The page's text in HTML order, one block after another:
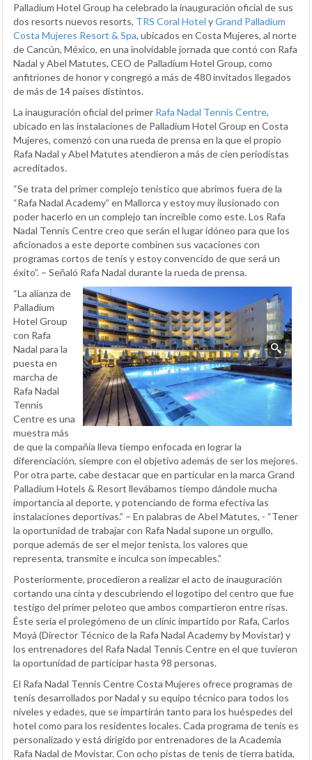
Palladium Hotel Group ha celebrado la inauguración oficial de sus
dos resorts nuevos resorts, TRS Coral Hotel yGrand Palladium
Costa Mujeres Resort & Spa, ubicados en Costa Mujeres, al norte
de Cancún, México, en una inolvidable jornada que contó con Rafa
Nadal y Abel Matutes, CEO de Palladium Hotel Group, como
anfitriones de honor y congregó a más de 480 invitados llegados
de más de 14 países distintos.
La inauguración oficial del primer Rafa Nadal Tennis Centre,
ubicado en las instalaciones de Palladium Hotel Group en Costa
Mujeres, comenzó con una rueda de prensa en la que el propio
Rafa Nadal y Abel Matutes atendieron a más de cien periodistas
acreditados.
“Se trata del primer complejo tenístico que abrimos fuera de la
“Rafa Nadal Academy” en Mallorca y estoy muy ilusionado con
poder hacerlo en un complejo tan increíble como este. Los Rafa
Nadal Tennis Centre creo que serán el lugar idóneo para que los
aficionados a este deporte combinen sus vacaciones con
programas cortos de tenis y estoy convencido de que será un
éxito”. – Señaló Rafa Nadal durante la rueda de prensa.
“La alianza de
Palladium
Hotel Group
con Rafa
Nadal para la
puesta en
marcha de
Rafa Nadal
Tennis
Centre es una
muestra más
de que la compañía lleva tiempo enfocada en lograr la
diferenciación, siempre con el objetivo además de ser los mejores.
Por otra parte, cabe destacar que en particular en la marca Grand
Palladium Hotels & Resort llevábamos tiempo dándole mucha
importancia al deporte, y potenciando de forma efectiva las
instalaciones deportivas.” – En palabras de Abel Matutes, - “Tener
la oportunidad de trabajar con Rafa Nadal supone un orgullo,
porque además de ser el mejor tenista, los valores que
representa, transmite e inculca son impecables.”
Posteriormente, procedieron a realizar el acto de inauguración
cortando una cinta y descubriendo el logotipo del centro que fue
testigo del primer peloteo que ambos compartieron entre risas.
Éste sería el prolegómeno de un clínic impartido por Rafa, Carlos
Moyá (Director Técnico de la Rafa Nadal Academy by Movistar) y
los entrenadores del Rafa Nadal Tennis Centre en el que tuvieron
la oportunidad de participar hasta 98 personas.
El Rafa Nadal Tennis Centre Costa Mujeres ofrece programas de
tenis desarrollados por Nadal y su equipo técnico para todos los
niveles y edades, que se impartirán tanto para los huéspedes del
hotel como para los residentes locales. Cada programa de tenis es
personalizado y está dirigido por entrenadores de la Academia
Rafa Nadal de Movistar. Con ocho pistas de tenis de tierra batida,